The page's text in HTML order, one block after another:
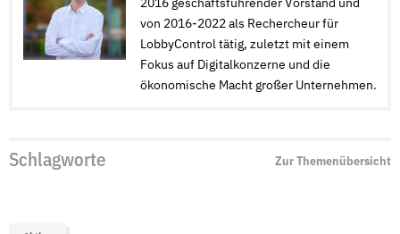
2016 geschäftsführender Vorstand und
von 2016-2022 als Rechercheur für
LobbyControl tätig, zuletzt mit einem
Fokus auf Digitalkonzerne und die
ökonomische Macht großer Unternehmen.
Schlagworte Zur Themenübersicht